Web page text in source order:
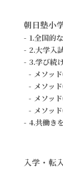
朝日塾小
1.全国的
2.大学入
3.学び続
メソッ
メソッ
メソッ
メソッ
4.共働き
入学・転